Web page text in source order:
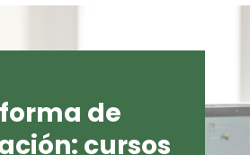
de
cursos